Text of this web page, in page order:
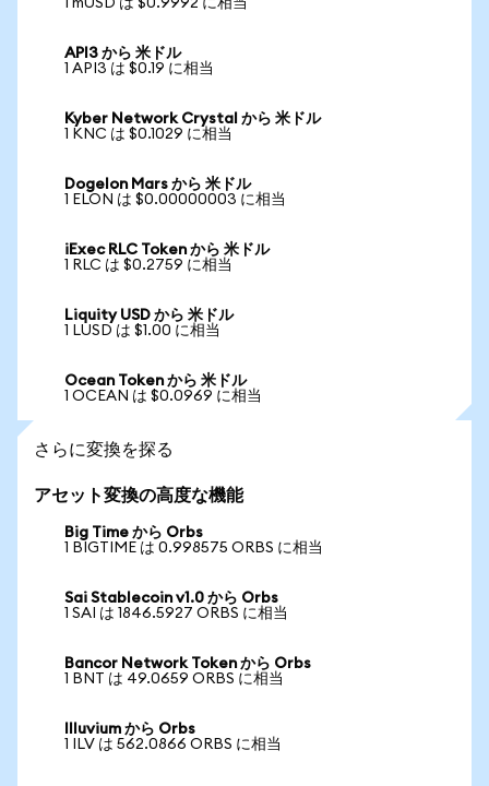
1 mUSD は $0.9992 に相当
API3 から 米ドル
1 API3 は $0.19 に相当
Kyber Network Crystal から 米ドル
1 KNC は $0.1029 に相当
Dogelon Mars から 米ドル
1 ELON は $0.00000003 に相当
iExec RLC Token から 米ドル
1 RLC は $0.2759 に相当
Liquity USD から 米ドル
1 LUSD は $1.00 に相当
Ocean Token から 米ドル
1 OCEAN は $0.0969 に相当
さらに変換を探る
アセット変換の高度な機能
Big Time から Orbs
1 BIGTIME は 0.998575 ORBS に相当
Sai Stablecoin v1.0 から Orbs
1 SAI は 1846.5927 ORBS に相当
Bancor Network Token から Orbs
1 BNT は 49.0659 ORBS に相当
Illuvium から Orbs
1 ILV は 562.0866 ORBS に相当